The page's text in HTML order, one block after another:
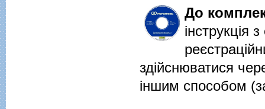
До
інструкція
здійснюватися
іншим способом